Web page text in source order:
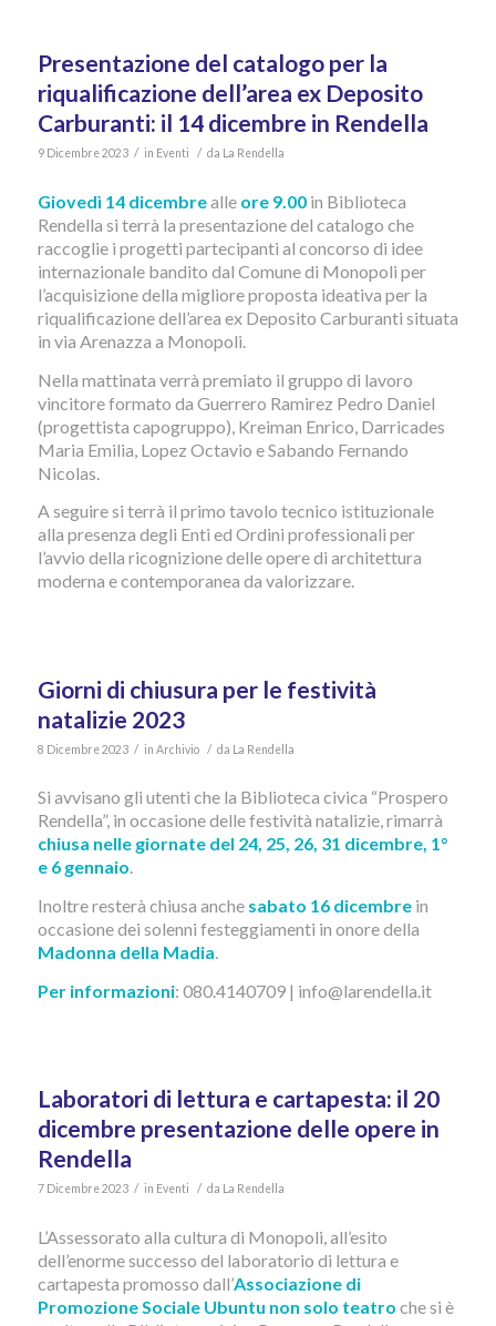
Presentazione del catalogo per la
riqualificazione dell’area ex Deposito
Carburanti: il 14 dicembre in Rendella
9 Dicembre 2023 / in Eventi / da La Rendella
Giovedì 14 dicembrealle ore 9.00in Biblioteca
Rendella si terrà la presentazione del catalogo che
raccoglie i progetti partecipanti al concorso di idee
internazionale bandito dal Comune di Monopoli per
l’acquisizione della migliore proposta ideativa per la
riqualificazione dell’area ex Deposito Carburanti situata
in via Arenazza a Monopoli.
Nella mattinata verrà premiato il gruppo di lavoro
vincitore formato da Guerrero Ramirez Pedro Daniel
(progettista capogruppo), Kreiman Enrico, Darricades
Maria Emilia, Lopez Octavio e Sabando Fernando
Nicolas.
A seguire si terrà il primo tavolo tecnico istituzionale
alla presenza degli Enti ed Ordini professionali per
l’avvio della ricognizione delle opere di architettura
moderna e contemporanea da valorizzare.
Giorni di chiusura per le festività
natalizie 2023
8 Dicembre 2023 / in Archivio / da La Rendella
Si avvisano gli utenti che la Biblioteca civica “Prospero
Rendella”, in occasione delle festività natalizie, rimarrà
chiusa nelle giornate del 24, 25, 26, 31 dicembre, 1°
e 6 gennaio.
Inoltre resterà chiusa anche sabato 16 dicembrein
occasione dei solenni festeggiamenti in onore della
Madonna della Madia.
Per informazioni: 080.4140709 | info@larendella.it
Laboratori di lettura e cartapesta: il 20
dicembre presentazione delle opere in
Rendella
7 Dicembre 2023 / in Eventi / da La Rendella
L’Assessorato alla cultura di Monopoli, all’esito
dell’enorme successo del laboratorio di lettura e
cartapesta promosso dall’Associazione di
Promozione Sociale Ubuntu non solo teatro che si è